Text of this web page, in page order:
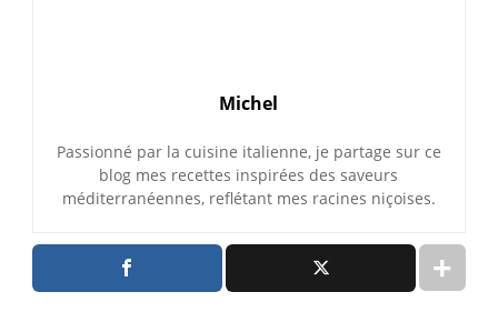
Michel
Passionné par la cuisine italienne, je partage sur ce
blog mes recettes inspirées des saveurs
méditerranéennes, reflétant mes racines niçoises.